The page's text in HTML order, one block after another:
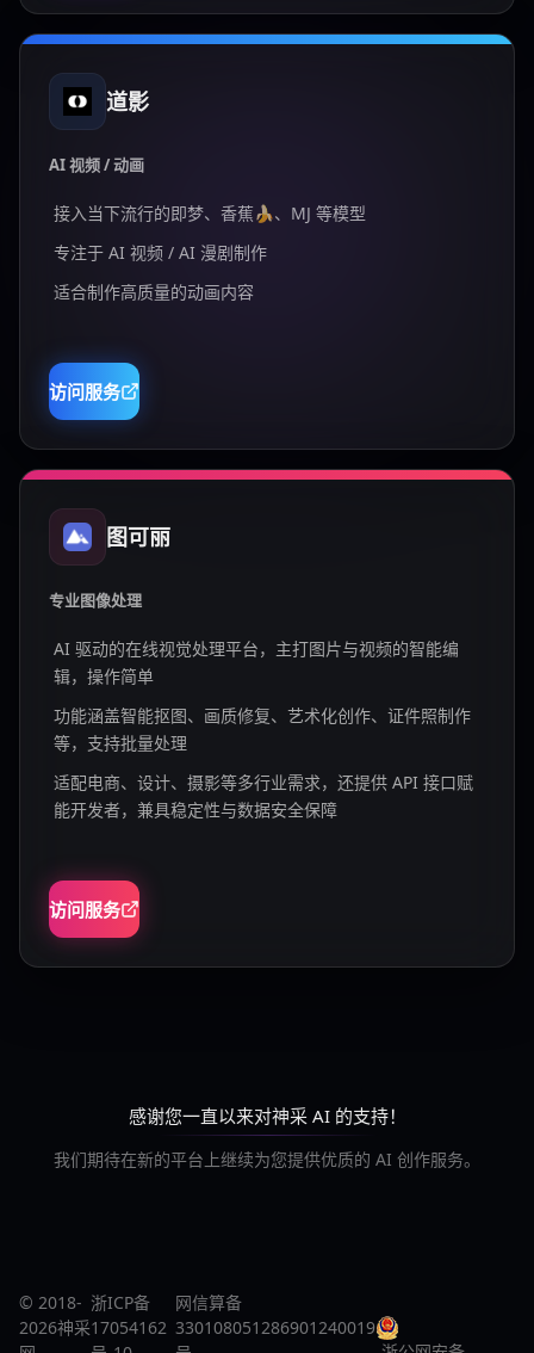
道影
AI 视频 / 动画
接入当下流行的即梦、香蕉🍌、MJ 等模型
专注于 AI 视频 / AI 漫剧制作
适合制作高质量的动画内容
访问服务
图可丽
专业图像处理
AI 驱动的在线视觉处理平台，主打图片与视频的智能编
辑，操作简单
功能涵盖智能抠图、画质修复、艺术化创作、证件照制作
等，支持批量处理
适配电商、设计、摄影等多行业需求，还提供 API 接口赋
能开发者，兼具稳定性与数据安全保障
访问服务
感谢您一直以来对神采 AI 的支持！
我们期待在新的平台上继续为您提供优质的 AI 创作服务。
© 2018-
2026神采
浙ICP备
17054162
网信算备
330108051286901240019